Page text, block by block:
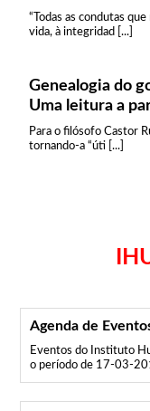
“Todas as condutas
vida, à integridad [...]
Genealogia do
Uma leitura a
Para o filósofo Castor
tornando-a “úti [...]
Agenda de
Eventos do Instituto
o período de 17-03-